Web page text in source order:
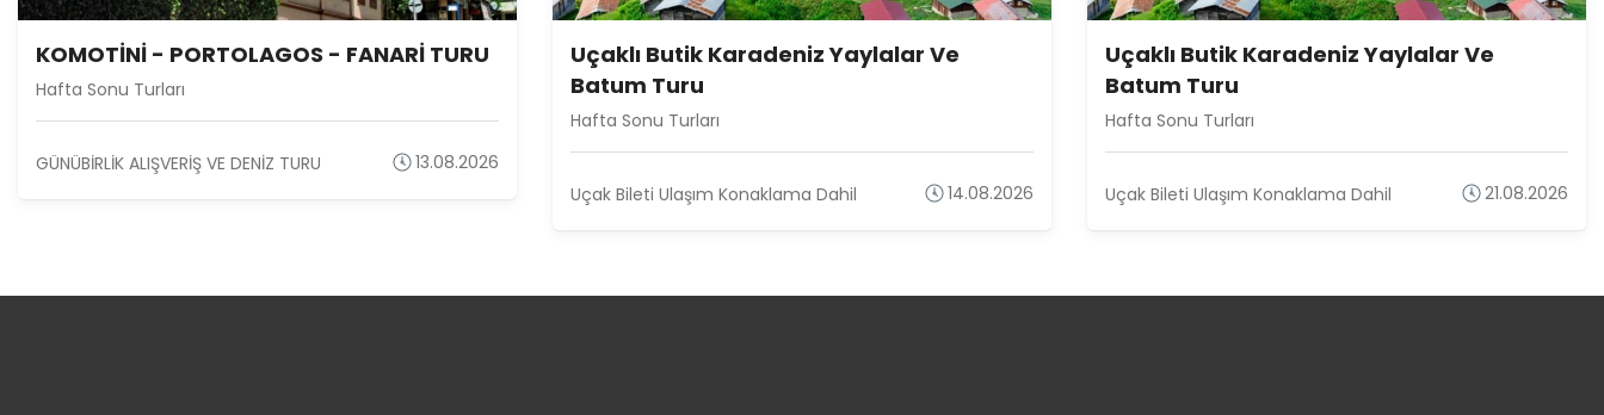
KOMOTİNİ - PORTOLAGOS - FANARİ TURU
Hafta Sonu Turları
GÜNÜBİRLİK ALIŞVERİŞ VE DENİZ TURU 13.08.2026
Uçaklı Butik Karadeniz Yaylalar Ve
Batum Turu
Hafta Sonu Turları
Uçak Bileti Ulaşım Konaklama Dahil 14.08.2026
Uçaklı Butik Karadeniz Yaylalar Ve
Batum Turu
Hafta Sonu Turları
Uçak Bileti Ulaşım Konaklama Dahil 21.08.2026